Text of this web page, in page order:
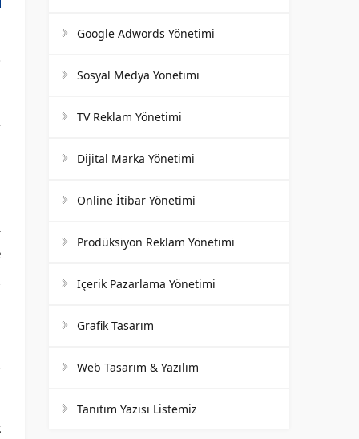
Google Adwords Yönetimi
Sosyal Medya Yönetimi
TV Reklam Yönetimi
Dijital Marka Yönetimi
Online İtibar Yönetimi
Prodüksiyon Reklam Yönetimi
İçerik Pazarlama Yönetimi
Grafik Tasarım
Web Tasarım & Yazılım
Tanıtım Yazısı Listemiz